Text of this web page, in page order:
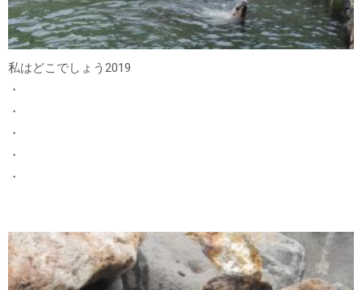
私はどこでしょう2019
・
・
・
・
・